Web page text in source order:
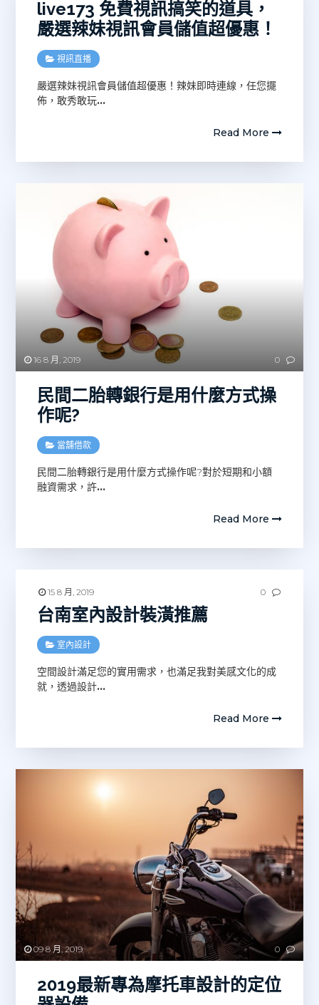
live173 免費視訊搞笑的道具，
嚴選辣妹視訊會員儲值超優惠！
視訊直播
嚴選辣妹視訊會員儲值超優惠！辣妹即時連線，任您擺
佈，敢秀敢玩…
Read More
16 8 月, 2019 0
民間二胎轉銀行是用什麼方式操
作呢?
當舖借款
民間二胎轉銀行是用什麼方式操作呢?對於短期和小額
融資需求，許…
Read More
15 8 月, 2019 0
台南室內設計裝潢推薦
室內設計
空間設計滿足您的實用需求，也滿足我對美感文化的成
就，透過設計…
Read More
09 8 月, 2019 0
2019最新專為摩托車設計的定位